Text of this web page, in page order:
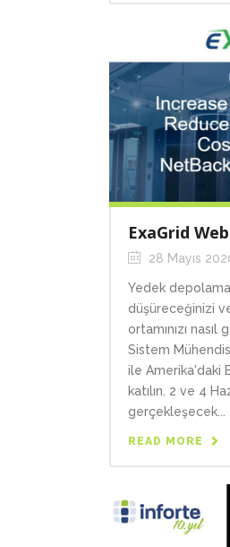
ExaGrid
28 Mayıs
Yedek
düşüreceğinizi
ortamınızı
Sistem
ile Amerika'daki
katılın. 2 ve 4
gerçekleşecek...
READ MORE